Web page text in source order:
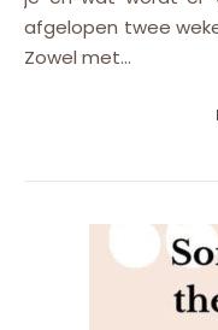
afgelopen twee
Zowel met…